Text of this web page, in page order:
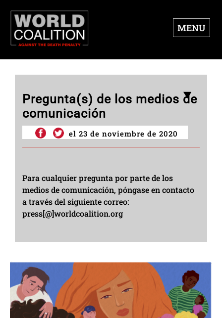
MENU
Pregunta(s) de los medios de
comunicación
el 23 de noviembre de 2020
Para cualquier pregunta por parte de los
medios de comunicación, póngase en contacto
a través del siguiente correo:
press[@]worldcoalition.org